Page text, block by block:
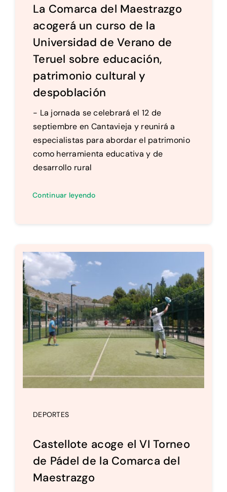
La Comarca del Maestrazgo
acogerá un curso de la
Universidad de Verano de
Teruel sobre educación,
patrimonio cultural y
despoblación
- La jornada se celebrará el 12 de
septiembre en Cantavieja y reunirá a
especialistas para abordar el patrimonio
como herramienta educativa y de
desarrollo rural
Continuar leyendo
DEPORTES
Castellote acoge el VI Torneo
de Pádel de la Comarca del
Maestrazgo